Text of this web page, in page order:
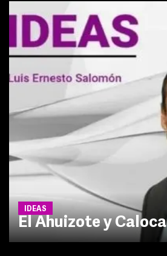
IDEAS
El Ahuizote y Caloca